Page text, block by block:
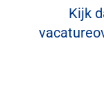
Kijk